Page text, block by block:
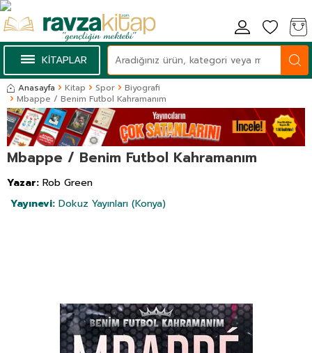
KİTAPLAR
Anasayfa Kitap Spor
Biyografi
Mbappe / Benim Futbol Kahramanım
Mbappe / Benim Futbol Kahramanım
Yazar: Rob Green
Yayınevi: Dokuz Yayınları (Konya)